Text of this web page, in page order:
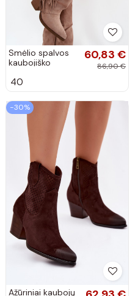
Smėlio spalvos
kaubojiško
ilgaauliai batai su
kulniukais...
60,83 €
86,90 €
40
−30%
Ažūriniai kaubojų